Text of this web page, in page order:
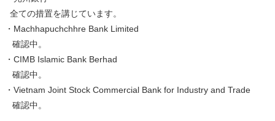
全ての措置を講じています。
・Machhapuchchhre Bank Limited
確認中。
・CIMB Islamic Bank Berhad
確認中。
・Vietnam Joint Stock Commercial Bank for Industry and Trade
確認中。